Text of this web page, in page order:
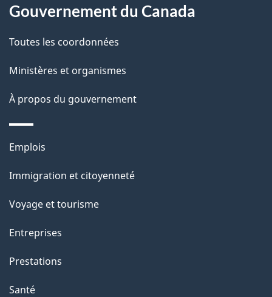
i
l
s
d
e
l
a
p
a
g
e
propos
de
ce
site
Gouvernement du Canada
Toutes les coordonnées
Ministères et organismes
À propos du gouvernement
Thèmes
sujets
Emplois
Immigration et citoyenneté
Voyage et tourisme
Entreprises
Prestations
Santé